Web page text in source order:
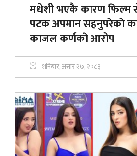
मधेशी भएकै कारण फिल्म
पटक अपमान सहनुपरेकाे
काजल कर्णकाे आरोप
शनिबार, असार २७, २०८३